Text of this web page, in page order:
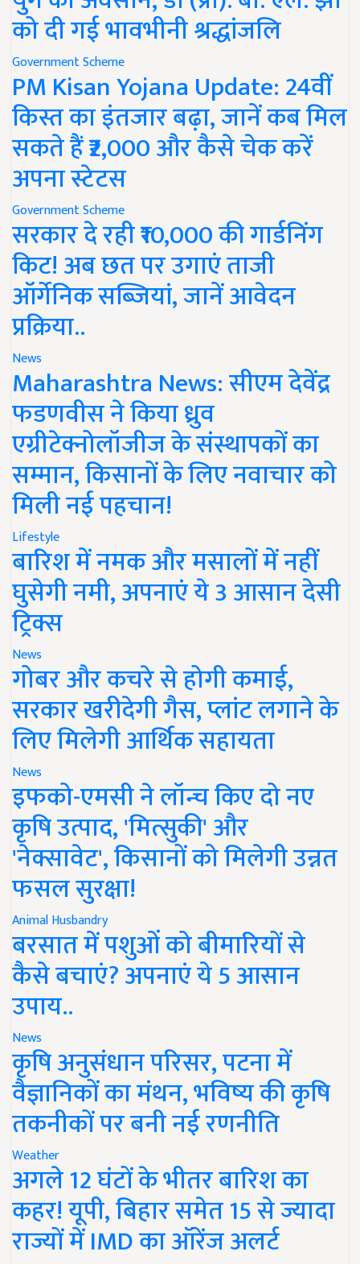
को दी गई भावभीनी श्रद्धांजलि
Government Scheme
PM Kisan Yojana Update: 24वीं
किस्त का इंतजार बढ़ा, जानें कब मिल
सकते हैं ₹2,000 और कैसे चेक करें
अपना स्टेटस
Government Scheme
सरकार दे रही ₹10,000 की गार्डनिंग
किट! अब छत पर उगाएं ताजी
ऑर्गेनिक सब्जियां, जानें आवेदन
प्रक्रिया..
News
Maharashtra News: सीएम देवेंद्र
फडणवीस ने किया ध्रुव
एग्रीटेक्नोलॉजीज के संस्थापकों का
सम्मान, किसानों के लिए नवाचार को
मिली नई पहचान!
Lifestyle
बारिश में नमक और मसालों में नहीं
घुसेगी नमी, अपनाएं ये 3 आसान देसी
ट्रिक्स
News
गोबर और कचरे से होगी कमाई,
सरकार खरीदेगी गैस, प्लांट लगाने के
लिए मिलेगी आर्थिक सहायता
News
इफको-एमसी ने लॉन्च किए दो नए
कृषि उत्पाद, 'मित्सुकी' और
'नेक्सावेट', किसानों को मिलेगी उन्नत
फसल सुरक्षा!
Animal Husbandry
बरसात में पशुओं को बीमारियों से
कैसे बचाएं? अपनाएं ये 5 आसान
उपाय..
News
कृषि अनुसंधान परिसर, पटना में
वैज्ञानिकों का मंथन, भविष्य की कृषि
तकनीकों पर बनी नई रणनीति
Weather
अगले 12 घंटों के भीतर बारिश का
कहर! यूपी, बिहार समेत 15 से ज्यादा
राज्यों में IMD का ऑरेंज अलर्ट